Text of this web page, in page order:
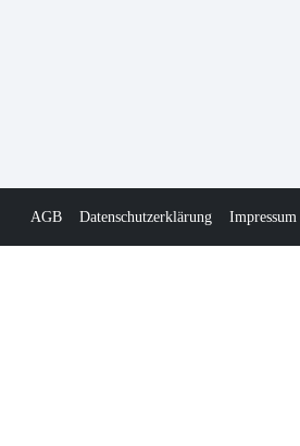
AGB Datenschutzerklärung Impressum